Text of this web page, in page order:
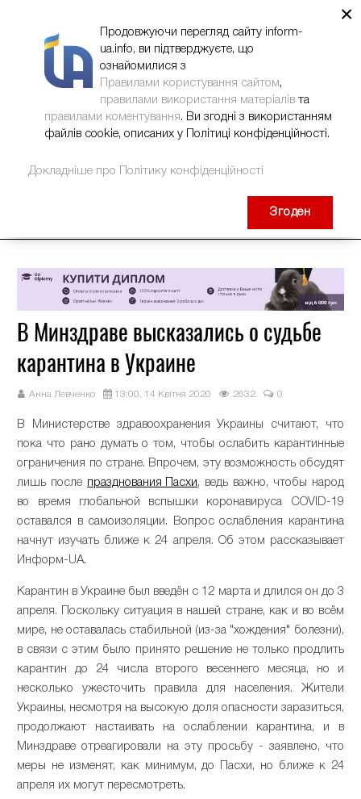
В Минздраве высказались о судьбе
карантина в Украине
Анна Левченко 13:00, 14 Квітня 2020 2632 0
В Министерстве здравоохранения Украины считают, что
пока что рано думать о том, чтобы ослабить карантинные
ограничения по стране. Впрочем, эту возможность обсудят
лишь после празднования Пасхи, ведь важно, чтобы народ
во время глобальной вспышки коронавируса COVID-19
оставался в самоизоляции. Вопрос ослабления карантина
начнут изучать ближе к 24 апреля. Об этом рассказывает
Информ-UA.
Карантин в Украине был введён с 12 марта и длился он до 3
апреля. Поскольку ситуация в нашей стране, как и во всём
мире, не оставалась стабильной (из-за "хождения" болезни),
в связи с этим было принято решение не только продлить
карантин до 24 числа второго весеннего месяца, но и
несколько ужесточить правила для населения. Жители
Украины, несмотря на высокую доля опасности заразиться,
продолжают настаивать на ослаблении карантина, и в
Минздраве отреагировали на эту просьбу - заявлено, что
меры не изменят, как минимум, до Пасхи, но ближе к 24
апреля их могут пересмотреть.
×
Продовжуючи перегляд сайту inform-
ua.info, ви підтверджуєте, що
ознайомилися з
Правилами користування сайтом,
правилами використання матеріалів та
правилами коментування. Ви згодні з використанням
файлів cookie, описаних у Політиці конфіденційності.
Докладніше про Політику конфіденційності
Згоден